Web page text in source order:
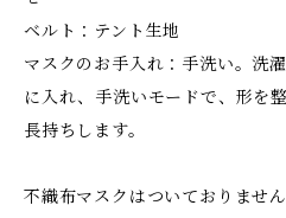
ベルト：テント生地
マスクのお手入れ：手洗い。洗
に入れ、手洗いモードで、形を
長持ちします。
不織布マスクはついておりませ